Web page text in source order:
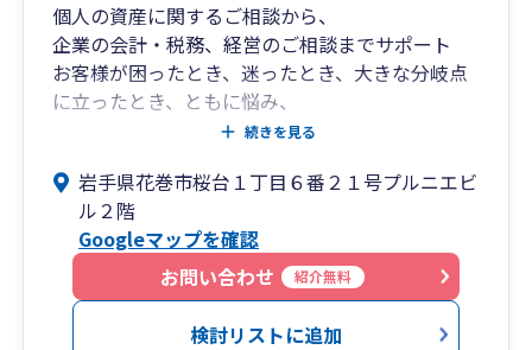
個人の資産に関するご相談から、
企業の会計・税務、経営のご相談までサポート
お客様が困ったとき、迷ったとき、大きな分岐点
に立ったとき、ともに悩み、
親身に考え、時には立ち止まりながらも前を向い
私たち「税理士法人キーファス」は、そんな存在
であるために、
税務会計のプロフェッショナルとして、最高のサ
ービスを提供致します。
続きを見る
岩手県花巻市桜台１丁目６番２１号プルニエビ
ル２階
Googleマップを確認
お問い合わせ
紹介無料
検討リストに追加